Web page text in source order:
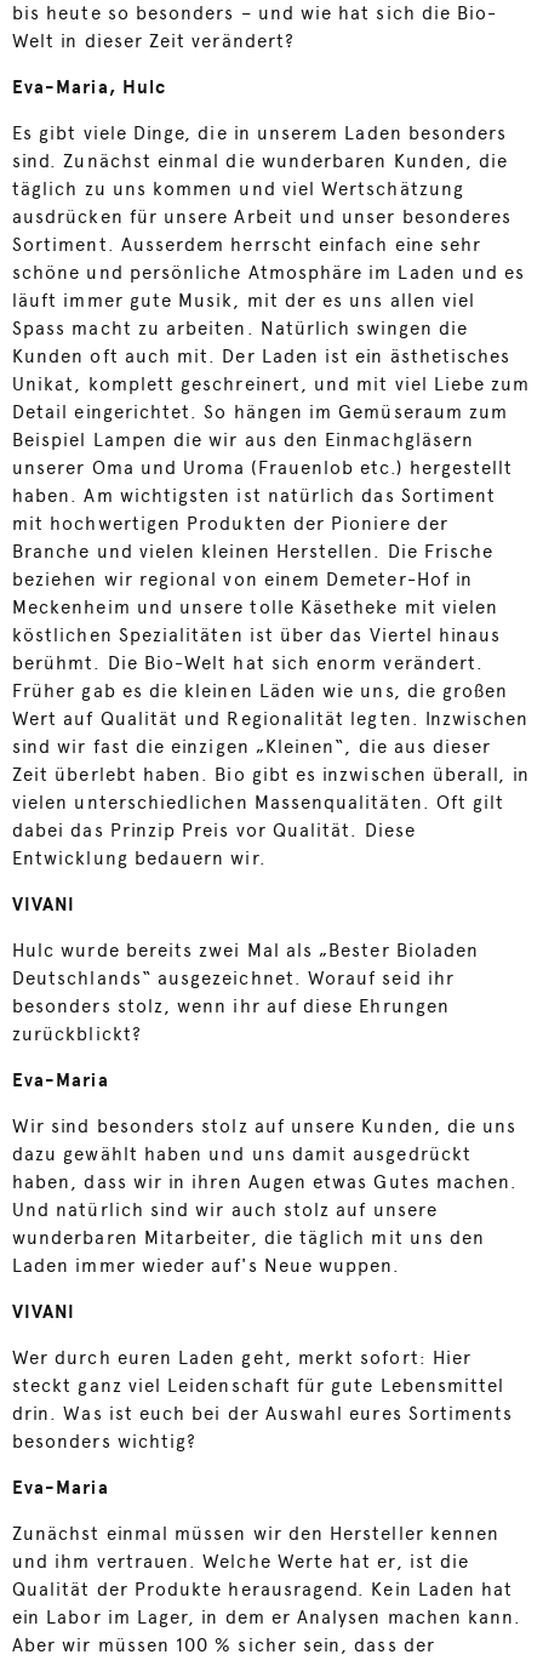
bis heute so besonders – und wie hat sich die Bio-
Welt in dieser Zeit verändert?
Eva-Maria, Hulc
Es gibt viele Dinge, die in unserem Laden besonders
sind. Zunächst einmal die wunderbaren Kunden, die
täglich zu uns kommen und viel Wertschätzung
ausdrücken für unsere Arbeit und unser besonderes
Sortiment. Ausserdem herrscht einfach eine sehr
schöne und persönliche Atmosphäre im Laden und es
läuft immer gute Musik, mit der es uns allen viel
Spass macht zu arbeiten. Natürlich swingen die
Kunden oft auch mit. Der Laden ist ein ästhetisches
Unikat, komplett geschreinert, und mit viel Liebe zum
Detail eingerichtet. So hängen im Gemüseraum zum
Beispiel Lampen die wir aus den Einmachgläsern
unserer Oma und Uroma (Frauenlob etc.) hergestellt
haben. Am wichtigsten ist natürlich das Sortiment
mit hochwertigen Produkten der Pioniere der
Branche und vielen kleinen Herstellen. Die Frische
beziehen wir regional von einem Demeter-Hof in
Meckenheim und unsere tolle Käsetheke mit vielen
köstlichen Spezialitäten ist über das Viertel hinaus
berühmt. Die Bio-Welt hat sich enorm verändert.
Früher gab es die kleinen Läden wie uns, die großen
Wert auf Qualität und Regionalität legten. Inzwischen
sind wir fast die einzigen „Kleinen“, die aus dieser
Zeit überlebt haben. Bio gibt es inzwischen überall, in
vielen unterschiedlichen Massenqualitäten. Oft gilt
dabei das Prinzip Preis vor Qualität. Diese
Entwicklung bedauern wir.
VIVANI
Hulc wurde bereits zwei Mal als „Bester Bioladen
Deutschlands“ ausgezeichnet. Worauf seid ihr
besonders stolz, wenn ihr auf diese Ehrungen
zurückblickt?
Eva-Maria
Wir sind besonders stolz auf unsere Kunden, die uns
dazu gewählt haben und uns damit ausgedrückt
haben, dass wir in ihren Augen etwas Gutes machen.
Und natürlich sind wir auch stolz auf unsere
wunderbaren Mitarbeiter, die täglich mit uns den
Laden immer wieder auf's Neue wuppen.
VIVANI
Wer durch euren Laden geht, merkt sofort: Hier
steckt ganz viel Leidenschaft für gute Lebensmittel
drin. Was ist euch bei der Auswahl eures Sortiments
besonders wichtig?
Eva-Maria
Zunächst einmal müssen wir den Hersteller kennen
und ihm vertrauen. Welche Werte hat er, ist die
Qualität der Produkte herausragend. Kein Laden hat
ein Labor im Lager, in dem er Analysen machen kann.
Aber wir müssen 100 % sicher sein, dass der